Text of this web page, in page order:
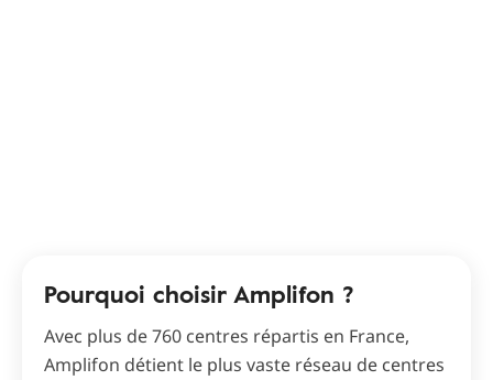
Pourquoi choisir Amplifon ?
Avec plus de 760 centres répartis en France,
Amplifon détient le plus vaste réseau de centres